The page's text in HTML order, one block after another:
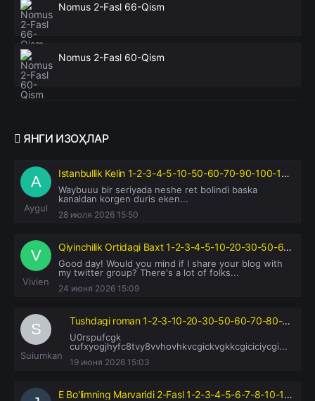
Nomus 2-Fasl 66-Qism
Nomus 2-Fasl 60-Qism
ЯНГИ ИЗОҲЛАР
Istanbullik Kelin 1-2-3-4-5-10-50-60-70-90-100-110-130-140-150-160 Qism Turk serial uzbek tilida barcha qismlar
Waybuuu bir seriyada neshe ret bolindi baska
kanaldan korgen duris eken...
28 июля 2026 15:50
Aygul
Qiyinchilik Ortidagi Baxt 1-2-3-4-5-10-20-30-50-60-70-80-95 Qism drama koreya seriali uzbek tilida Barcha qismlar 2026 HD skachat
Good day! Would you mind if I share your blog with
my twitter group? There's a lot of folks...
24 июня 2026 15:09
Vivien
Tushdagi roman 1-2-3-10-20-30-50-60-70-80-90 Qism drama koreya seriali uzbek tilida Barcha qismlar
U0rspufcgk
cufxyogjhyfc8tvy8vvhovhkvcgickvgkkcgiciciycgi...
19 июня 2026 15:03
Suiumkan
E Bo'limning Marvaridi 2-Fasl 1-2-3-4-5-6-7-8-10-11-12-14-15-16-17-20 Qism serial uzbek tilida Barcha qismlar